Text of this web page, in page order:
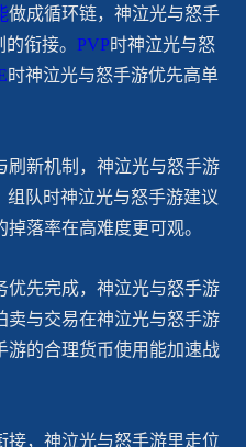
做成循环链，神泣光与怒手
衔接。 PVP时神泣光与怒
时神泣光与怒手游优先高单
刷新机制，神泣光与怒手游
组队时神泣光与怒手游建议
落率在高难度更可观。
优先完成，神泣光与怒手游
卖与交易在神泣光与怒手游
游的合理货币使用能加速战
接，神泣光与怒手游里走位